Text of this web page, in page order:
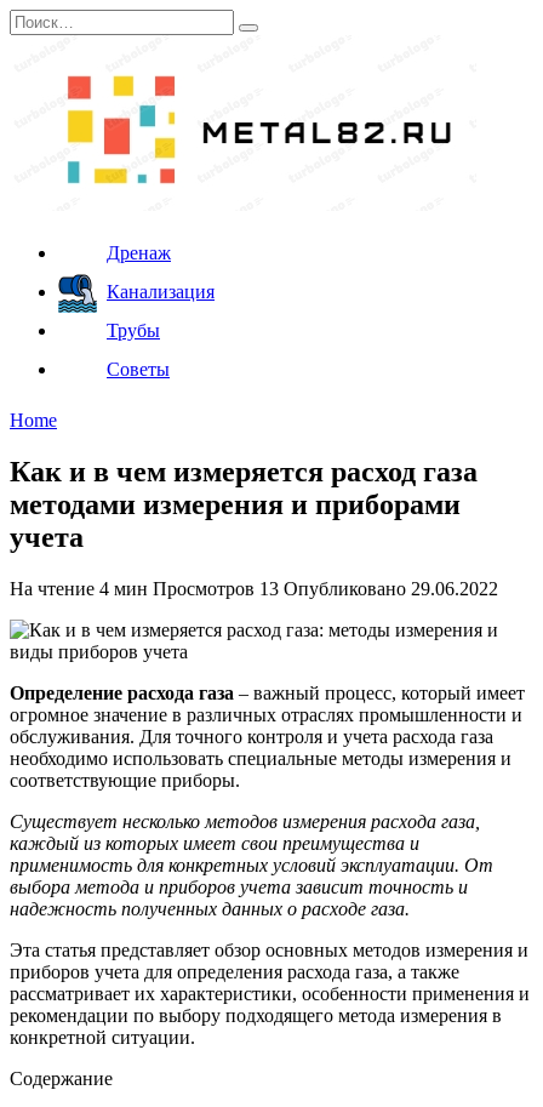
Перейти
к
Search
for:
Дренаж
Канализация
Трубы
Советы
Home
Как и в чем измеряется расход газа
методами измерения и приборами
учета
На чтение 4 мин Просмотров 13 Опубликовано 29.06.2022
Определение расхода газа – важный процесс, который имеет
огромное значение в различных отраслях промышленности и
обслуживания. Для точного контроля и учета расхода газа
необходимо использовать специальные методы измерения и
соответствующие приборы.
Существует несколько методов измерения расхода газа,
каждый из которых имеет свои преимущества и
применимость для конкретных условий эксплуатации. От
выбора метода и приборов учета зависит точность и
надежность полученных данных о расходе газа.
Эта статья представляет обзор основных методов измерения и
приборов учета для определения расхода газа, а также
рассматривает их характеристики, особенности применения и
рекомендации по выбору подходящего метода измерения в
конкретной ситуации.
Содержание